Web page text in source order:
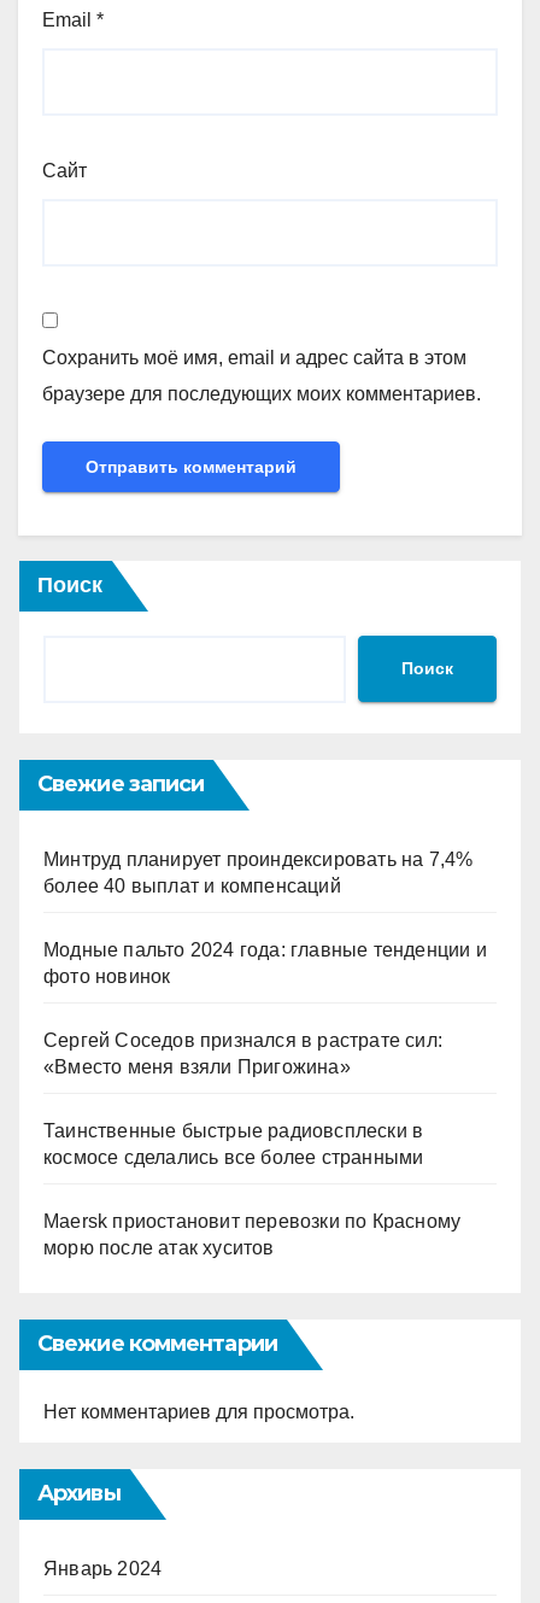
Email *
Сайт
Сохранить моё имя, email и адрес сайта в этом
браузере для последующих моих комментариев.
Поиск
Поиск
Свежие записи
Минтруд планирует проиндексировать на 7,4%
более 40 выплат и компенсаций
Модные пальто 2024 года: главные тенденции и
фото новинок
Сергей Соседов признался в растрате сил:
«Вместо меня взяли Пригожина»
Таинственные быстрые радиовсплески в
космосе сделались все более странными
Maersk приостановит перевозки по Красному
морю после атак хуситов
Свежие комментарии
Нет комментариев для просмотра.
Архивы
Январь 2024